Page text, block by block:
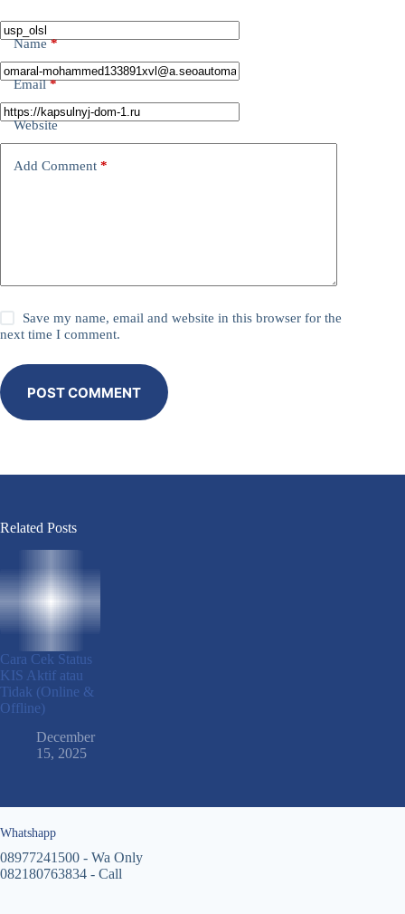
Name*
Email*
Website
Add Comment *
Save my name, email and website in this browser for the
next time I comment.
POST COMMENT
Related Posts
Cara Cek Status
KIS Aktif atau
Tidak (Online &
Offline)
December
15, 2025
Whatshapp
08977241500 - Wa Only
082180763834 - Call